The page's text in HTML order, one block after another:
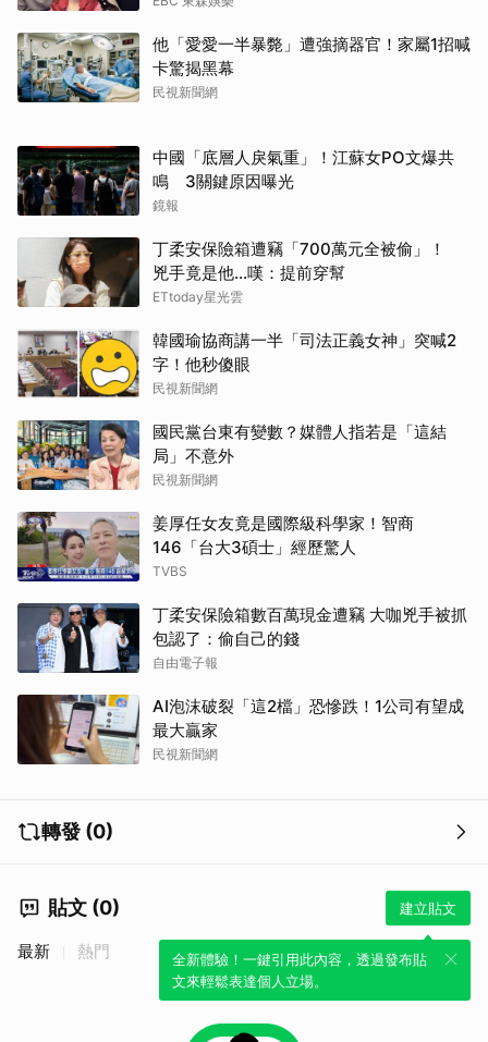
他「愛愛一半暴斃」遭強摘器官！家屬1招喊
卡驚揭黑幕
民視新聞網
中國「底層人戾氣重」！江蘇女PO文爆共
鳴 3關鍵原因曝光
鏡報
丁柔安保險箱遭竊「700萬元全被偷」！
兇手竟是他...嘆：提前穿幫
ETtoday星光雲
韓國瑜協商講一半「司法正義女神」突喊2
字！他秒傻眼
民視新聞網
國民黨台東有變數？媒體人指若是「這結
局」不意外
民視新聞網
姜厚任女友竟是國際級科學家！智商
146「台大3碩士」經歷驚人
TVBS
丁柔安保險箱數百萬現金遭竊 大咖兇手被抓
包認了：偷自己的錢
自由電子報
AI泡沫破裂「這2檔」恐慘跌！1公司有望成
最大贏家
民視新聞網
轉發 (0)
貼文 (0) 建立貼文
全新體驗！一鍵引用此內容，透過發布貼
文來輕鬆表達個人立場。
最新 熱門